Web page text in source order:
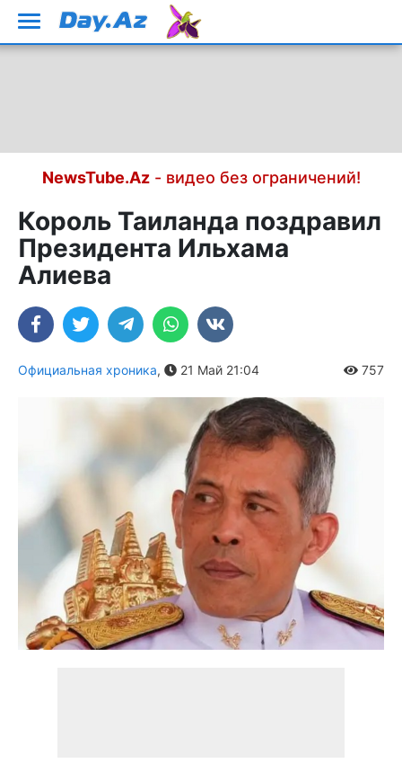
NewsTube.Az- видео без ограничений!
Король Таиланда поздравил
Президента Ильхама
Алиева
Официальная хроника, 21 Май 21:04 757